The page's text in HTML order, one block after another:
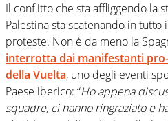
Il conflitto che sta affliggendo la
Palestina sta scatenando in
proteste. Non è da meno la
interrotta dai manifestanti
della Vuelta, uno degli eventi
Paese iberico: “Ho appena
squadre, ci hanno ringraziato e